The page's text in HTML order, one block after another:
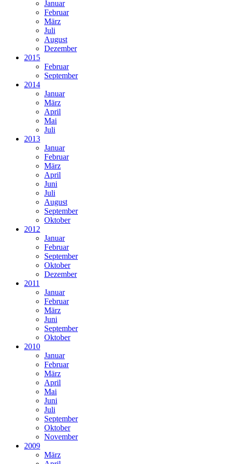
Januar
Februar
März
Juli
August
Dezember
2015
Februar
September
2014
Januar
März
April
Mai
Juli
2013
Januar
Februar
März
April
Juni
Juli
August
September
Oktober
2012
Januar
Februar
September
Oktober
Dezember
2011
Januar
Februar
März
Juni
September
Oktober
2010
Januar
Februar
März
April
Mai
Juni
Juli
September
Oktober
November
2009
März